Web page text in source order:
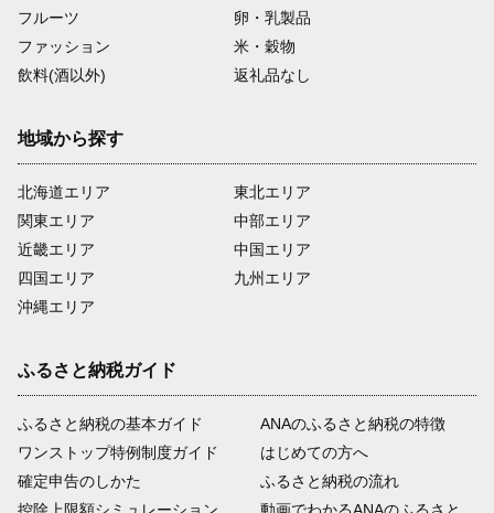
フルーツ
卵・乳製品
ファッション
米・穀物
飲料(酒以外)
返礼品なし
地域から探す
北海道エリア
関東エリア
近畿エリア
四国エリア
沖縄エリア
東北エリア
中部エリア
中国エリア
九州エリア
ふるさと納税ガイド
ふるさと納税の基本ガイド
ワンストップ特例制度ガイド
確定申告のしかた
ANAのふるさと納税の特徴
はじめての方へ
ふるさと納税の流れ